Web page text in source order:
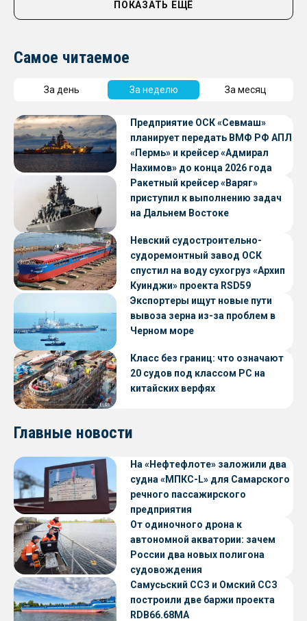
ПОКАЗАТЬ ЕЩЁ
Самое читаемое
За день За неделю За месяц
Предприятие ОСК «Севмаш»
планирует передать ВМФ РФ АПЛ
«Пермь» и крейсер «Адмирал
Нахимов» до конца 2026 года
Ракетный крейсер «Варяг»
приступил к выполнению задач
на Дальнем Востоке
Невский судостроительно-
судоремонтный завод ОСК
спустил на воду сухогруз «Архип
Куинджи» проекта RSD59
Экспортеры ищут новые пути
вывоза зерна из-за проблем в
Черном море
Класс без границ: что означают
20 судов под классом РС на
китайских верфях
Главные новости
На «Нефтефлоте» заложили два
судна «МПКС-L» для Самарского
речного пассажирского
предприятия
От одиночного дрона к
автономной акватории: зачем
России два новых полигона
судовождения
Самусьский ССЗ и Омский ССЗ
построили две баржи проекта
RDB66.68МА